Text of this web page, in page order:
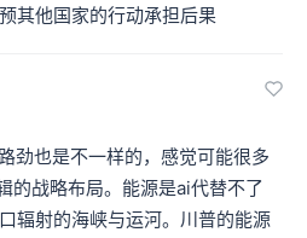
其他国家的行动承担后果
劲也是不一样的，感觉可能很多
的战略布局。能源是ai代替不了
辐射的海峡与运河。川普的能源